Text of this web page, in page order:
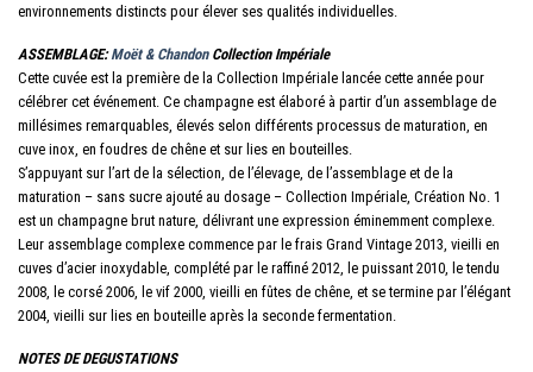
environnements distincts pour élever ses qualités individuelles.
ASSEMBLAGE:Moët & ChandonCollection Impériale
Cette cuvée est la première de la Collection Impériale lancée cette année pour
célébrer cet événement. Ce champagne est élaboré à partir d’un assemblage de
millésimes remarquables, élevés selon différents processus de maturation, en
cuve inox, en foudres de chêne et sur lies en bouteilles.
S’appuyant sur l’art de la sélection, de l’élevage, de l’assemblage et de la
maturation – sans sucre ajouté au dosage – Collection Impériale, Création No. 1
est un champagne brut nature, délivrant une expression éminemment complexe.
Leur assemblage complexe commence par le frais Grand Vintage 2013, vieilli en
cuves d’acier inoxydable, complété par le raffiné 2012, le puissant 2010, le tendu
2008, le corsé 2006, le vif 2000, vieilli en fûtes de chêne, et se termine par l’élégant
2004, vieilli sur lies en bouteille après la seconde fermentation.
NOTES DE DEGUSTATIONS